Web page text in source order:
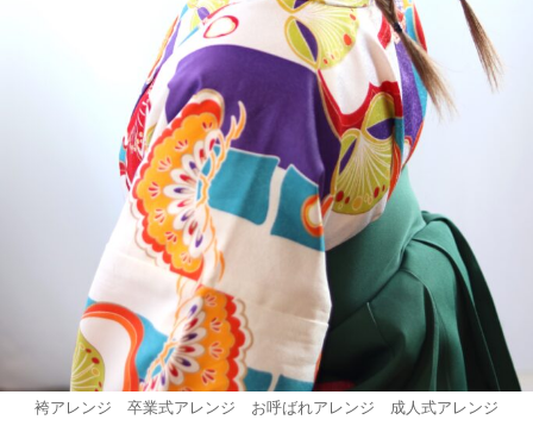
袴アレンジ 卒業式アレンジ お呼ばれアレンジ 成人式アレンジ